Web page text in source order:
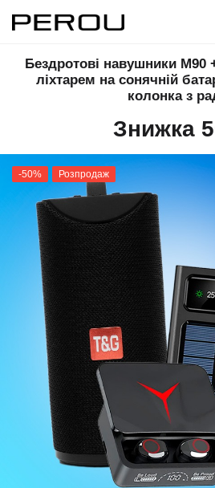
Бездротові навушники M90
ліхтарем на сонячній
колонка з
Знижка
-50% Розпродаж